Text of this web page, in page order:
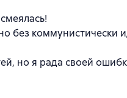
без коммунистически
но я рада своей